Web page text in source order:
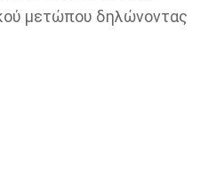
μετώπου δηλώνοντας